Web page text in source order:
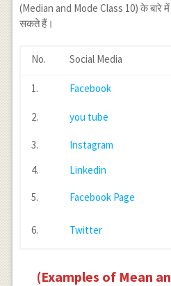
(Median and Mode Class 10) के बारे
सकते हैं।
No. Social Media
1. Facebook
2. you tube
3. Instagram
4.
Linkedin
5. Facebook Page
6. Twitter
(Examples of Mean